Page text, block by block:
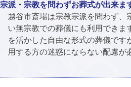
宗派・宗教を問わずお葬式が出来ま
越谷市斎場は宗教宗派を問わず、
い無宗教での葬儀にも利用できま
を活かした自由な形式の葬儀です
用する方の迷惑にならない配慮が